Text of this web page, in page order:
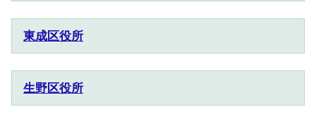
東成区役所
生野区役所